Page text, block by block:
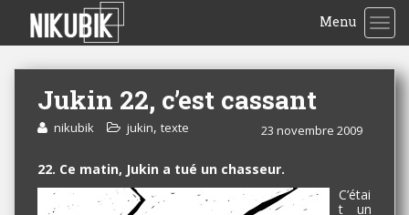
Menu
Jukin 22, c’est cassant
23 novembre 2009
nikubik jukin, texte
22. Ce matin, Jukin a tué un chasseur.
C’étai
t un